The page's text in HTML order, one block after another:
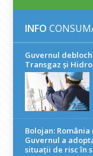
INFO
Guvernul
Transgaz și
Bolojan:
Guvernul a
situații de risc în